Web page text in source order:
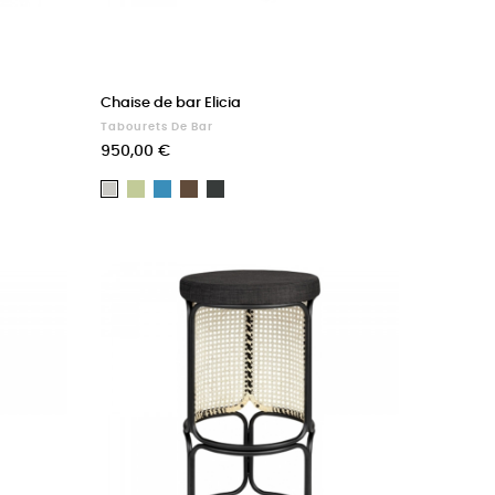
Chaise de bar Elicia
Tabourets De Bar
Prix
950,00 €